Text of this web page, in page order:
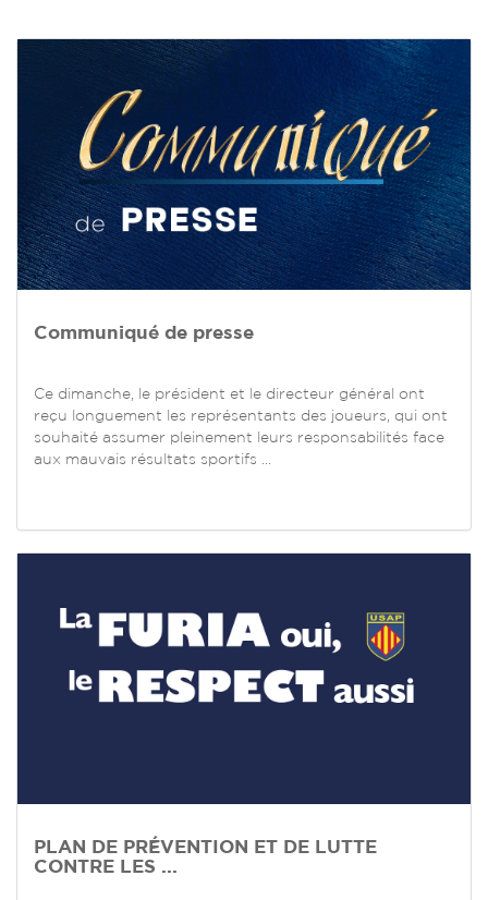
Communiqué de presse
Ce dimanche, le président et le directeur général ont
reçu longuement les représentants des joueurs, qui ont
souhaité assumer pleinement leurs responsabilités face
aux mauvais résultats sportifs ...
PLAN DE PRÉVENTION ET DE LUTTE
CONTRE LES ...